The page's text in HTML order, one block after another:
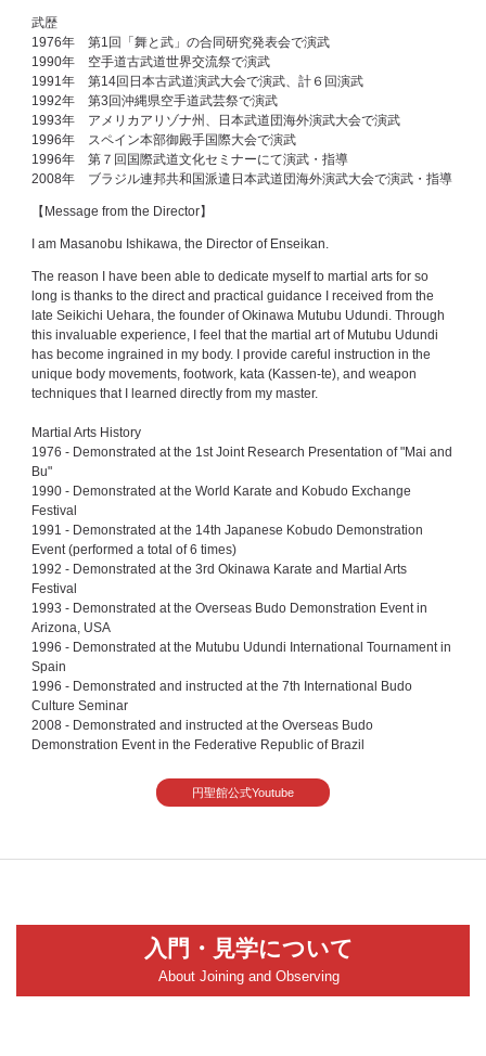
武歴
1976年 第1回「舞と武」の合同研究発表会で演武
1990年 空手道古武道世界交流祭で演武
1991年 第14回日本古武道演武大会で演武、計６回演武
1992年 第3回沖縄県空手道武芸祭で演武
1993年 アメリカアリゾナ州、日本武道団海外演武大会で演武
1996年 スペイン本部御殿手国際大会で演武
1996年 第７回国際武道文化セミナーにて演武・指導
2008年 ブラジル連邦共和国派遣日本武道団海外演武大会で演武・指導
【Message from the Director】
I am Masanobu Ishikawa, the Director of Enseikan.
The reason I have been able to dedicate myself to martial arts for so
long is thanks to the direct and practical guidance I received from the
late Seikichi Uehara, the founder of Okinawa Mutubu Udundi. Through
this invaluable experience, I feel that the martial art of Mutubu Udundi
has become ingrained in my body. I provide careful instruction in the
unique body movements, footwork, kata (Kassen-te), and weapon
techniques that I learned directly from my master.
Martial Arts History
1976 - Demonstrated at the 1st Joint Research Presentation of "Mai and
Bu"
1990 - Demonstrated at the World Karate and Kobudo Exchange
Festival
1991 - Demonstrated at the 14th Japanese Kobudo Demonstration
Event (performed a total of 6 times)
1992 - Demonstrated at the 3rd Okinawa Karate and Martial Arts
Festival
1993 - Demonstrated at the Overseas Budo Demonstration Event in
Arizona, USA
1996 - Demonstrated at the Mutubu Udundi International Tournament in
Spain
1996 - Demonstrated and instructed at the 7th International Budo
Culture Seminar
2008 - Demonstrated and instructed at the Overseas Budo
Demonstration Event in the Federative Republic of Brazil
円聖館公式Youtube
入門・見学について
About Joining and Observing